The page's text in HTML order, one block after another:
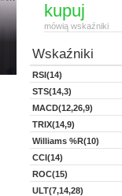
kupuj
mówią wskaźniki
Wskaźniki
RSI(14)
STS(14,3)
MACD(12,26,9)
TRIX(14,9)
Williams %R(10)
CCI(14)
ROC(15)
ULT(7,14,28)